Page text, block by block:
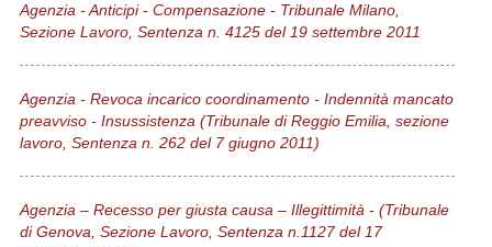
Agenzia - Anticipi - Compensazione - Tribunale Milano,
Sezione Lavoro, Sentenza n. 4125 del 19 settembre 2011
Agenzia - Revoca incarico coordinamento - Indennità mancato
preavviso - Insussistenza (Tribunale di Reggio Emilia, sezione
lavoro, Sentenza n. 262 del 7 giugno 2011)
Agenzia – Recesso per giusta causa – Illegittimità - (Tribunale
di Genova, Sezione Lavoro, Sentenza n.1127 del 17